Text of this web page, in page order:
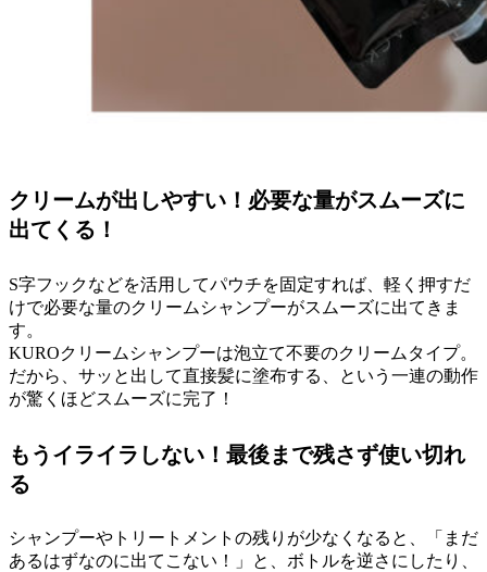
クリームが出しやすい！必要な量がスムーズに
出てくる！
S字フックなどを活用してパウチを固定すれば、軽く押すだ
けで必要な量のクリームシャンプーがスムーズに出てきま
す。
KUROクリームシャンプーは泡立て不要のクリームタイプ。
だから、サッと出して直接髪に塗布する、という一連の動作
が驚くほどスムーズに完了！
もうイライラしない！最後まで残さず使い切れ
る
シャンプーやトリートメントの残りが少なくなると、「まだ
あるはずなのに出てこない！」と、ボトルを逆さにしたり、